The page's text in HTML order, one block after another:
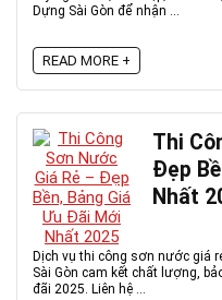
Dựng Sài Gòn để nhận ...
READ MORE +
Thi
Đẹp
Nhất
Dịch vụ thi công sơn nước giá
Sài Gòn cam kết chất lượng,
đãi 2025. Liên hệ ...